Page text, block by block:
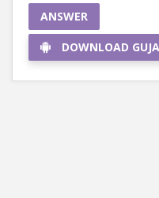
ANSWER
DOWNLOAD